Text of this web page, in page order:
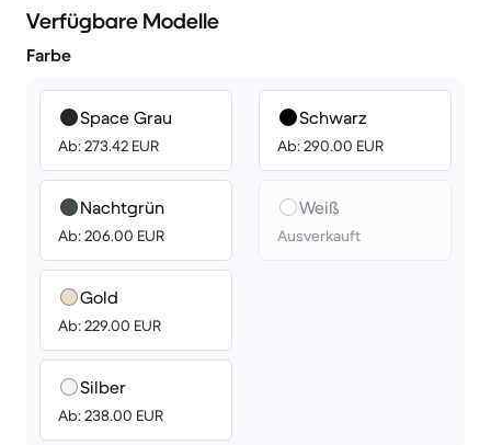
Verfügbare Modelle
Farbe
Space Grau
Ab: 273.42 EUR
Nachtgrün
Ab: 206.00 EUR
Gold
Ab: 229.00 EUR
Silber
Ab: 238.00 EUR
Schwarz
Ab: 290.00 EUR
Weiß
Ausverkauft